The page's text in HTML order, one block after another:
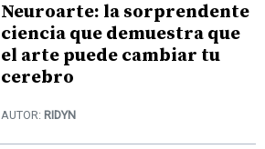
Neuroarte: la sorprendente
ciencia que demuestra que
el arte puede cambiar tu
cerebro
AUTOR: RIDYN